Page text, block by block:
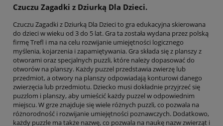
Czuczu Zagadki z Dziurką Dla Dzieci.
Czuczu Zagadki z Dziurką Dla Dzieci to gra edukacyjna skierowana
do dzieci w wieku od 3 do 5 lat. Gra ta została wydana przez polską
firmę Trefl i ma na celu rozwijanie umiejętności logicznego
myślenia, kojarzenia i zapamiętywania. Gra składa się z planszy z
otworami oraz specjalnych puzzli, które należy dopasować do
otworów na planszy. Każdy puzzel przedstawia zwierzę lub
przedmiot, a otwory na planszy odpowiadają konturowi danego
zwierzęcia lub przedmiotu. Dziecko musi dokładnie przyjrzeć się
puzzlom i planszy, aby umieścić każdy puzzel w odpowiednim
miejscu. W grze znajduje się wiele różnych puzzli, co pozwala na
różnorodność i rozwijanie umiejętności poznawczych. Dodatkowo,
każdy puzzle ma także nazwę, co pozwala na naukę nazw zwierząt i